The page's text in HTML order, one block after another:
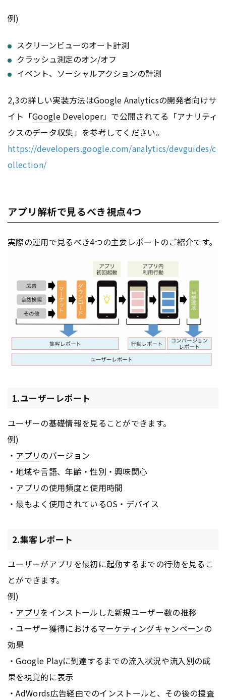
例)
スクリーンビューのオート計測
クラッシュ測定のオン/オフ
イベント、ソーシャルアクションの計測
2,3の詳しい実装方法はGoogle Analyticsの開発者向けサ
イト「GoogleDeveloper」で公開されてる「アナリティ
クスのデータ収集」を参考してください。
https://developers.google.com/analytics/devguides/c
ollection/
アプリ解析で見るべき視点4つ
実際の運用で見るべき4つの主要レポートのご紹介です。
1.ユーザーレポート
ユーザーの基礎情報を見ることができます。
例)
・ アプリのバージョン
・地域や言語、年齢・性別・興味関心
・ アプリの使用頻度と使用時間
・最もよく使用されているOS ・ デバイス
2.集客レポート
ユーザーがアプリ を最初に起動するまでの行動を見るこ
とができます。
例)
・ アプリをインストールした新規ユーザー数の推移
・ユーザー獲得におけるマーケティングキャンペーンの
効果
・Google Playに到達するまでの流入状況や流入別の成
果を視覚的に表示
・AdWords広告経由でのインストールと、その後の捜査